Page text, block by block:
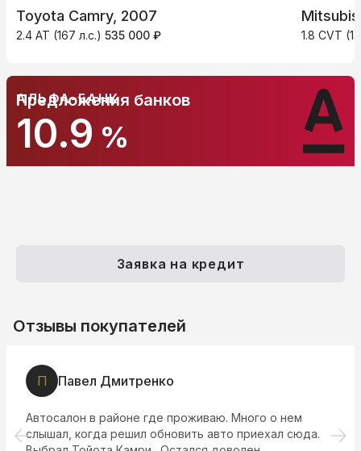
Toyota Camry, 2007
2.4 AT (167 л.с.) 535 000 ₽ 1.8 CVT
АЛЬФА-БАНК
10.9 %
Предложения банков
Заявка на кредит
Отзывы покупателей
Т Татьяна Г.
Большой выбор автомобилей) работают высоко
квалифицированные специалисты)